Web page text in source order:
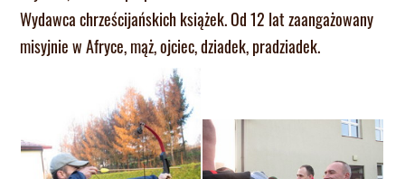
Wydawca chrześcijańskich książek. Od 12 lat zaangażowany
misyjnie w Afryce, mąż, ojciec, dziadek, pradziadek.